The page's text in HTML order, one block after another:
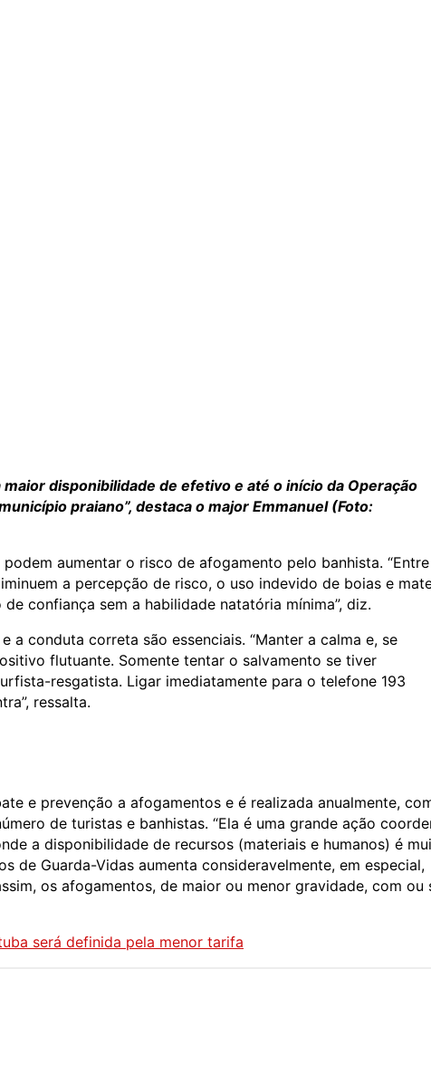
disponibilidade de efetivo e até o início da Operação
praiano”, destaca o major Emmanuel (Foto:
aumentar o risco de afogamento pelo banhista.
a percepção de risco, o uso indevido de boias e
confiança sem a habilidade natatória mínima”, diz.
a conduta correta são essenciais. “Manter a calma e, se
flutuante. Somente tentar o salvamento se tiver
resgatista. Ligar imediatamente para o telefone 193
ressalta.
e prevenção a afogamentos e é realizada anualmente,
de turistas e banhistas. “Ela é uma grande ação
a disponibilidade de recursos (materiais e humanos) é
de Guarda-Vidas aumenta consideravelmente, em especial,
os afogamentos, de maior ou menor gravidade, com ou
será definida pela menor tarifa